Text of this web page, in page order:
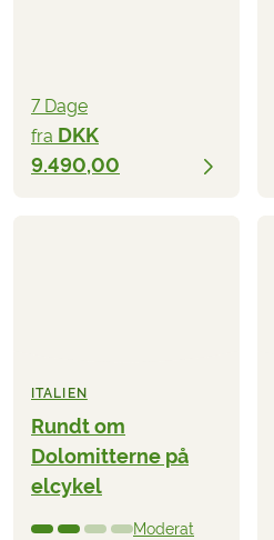
7 Dage
fra DKK
9.490,00
ITALIEN
Rundt om
Dolomitterne på
elcykel
Moderat